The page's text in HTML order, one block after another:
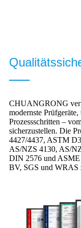
CHUANGRONG
modernste
Prozessschritten –
sicherzustellen. Die
4427/4437, ASTM
AS/NZS 4130, AS/
DIN 2576 und ASME
BV, SGS und WRAS